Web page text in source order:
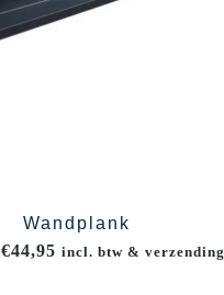
Wandplank
€44,95 Prijsklasse:
incl. btw & verzending